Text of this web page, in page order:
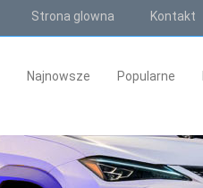
Strona glowna Kontakt
Najnowsze Popularne